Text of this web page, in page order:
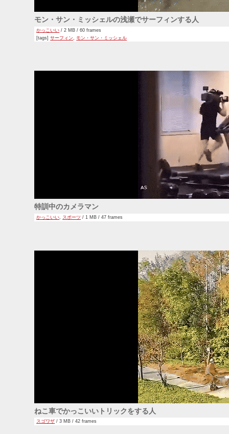
モン・サン・ミッシェルの浅瀬でサーフィンする人
かっこいい / 2 MB / 60 frames
[tags]サーフィン ,モン・サン・ミッシェル
特訓中のカメラマン
かっこいい スポーツ / 1 MB / 47 frames
ねこ車でかっこいいトリックをする人
スゴワザ / 3 MB / 42 frames